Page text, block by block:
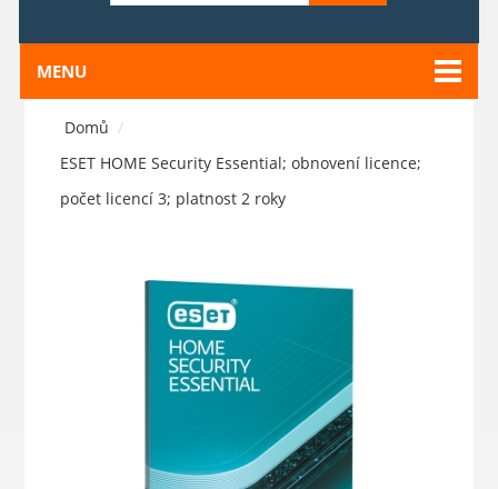
MENU
Domů /
ESET HOME Security Essential; obnovení licence;
počet licencí 3; platnost 2 roky